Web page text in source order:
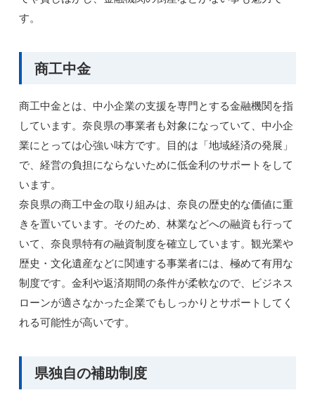
す。
商工中金
商工中金とは、中小企業の支援を専門とする金融機関を指
しています。奈良県の事業者も対象になっていて、中小企
業にとっては心強い味方です。目的は「地域経済の発展」
で、経営の負担にならないために低金利のサポートをして
います。
奈良県の商工中金の取り組みは、奈良の歴史的な価値に重
きを置いています。そのため、林業などへの融資も行って
いて、奈良県特有の融資制度を確立しています。観光業や
歴史・文化遺産などに関連する事業者には、極めて有用な
制度です。金利や返済期間の条件が柔軟なので、ビジネス
ローンが適さなかった企業でもしっかりとサポートしてく
れる可能性が高いです。
県独自の補助制度